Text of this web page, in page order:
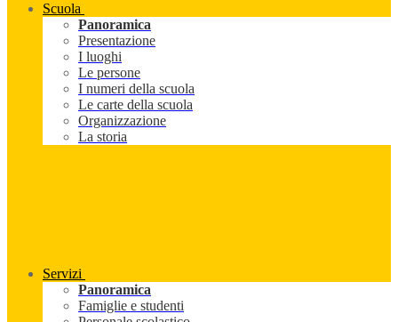
Scuola
Panoramica
Presentazione
I luoghi
Le persone
I numeri della scuola
Le carte della scuola
Organizzazione
La storia
Servizi
Panoramica
Famiglie e studenti